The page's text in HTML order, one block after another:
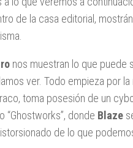
de la casa editorial,
nos muestran lo que puede
ver. Todo empieza por la
toma posesión de un
donde Blaze
de lo que